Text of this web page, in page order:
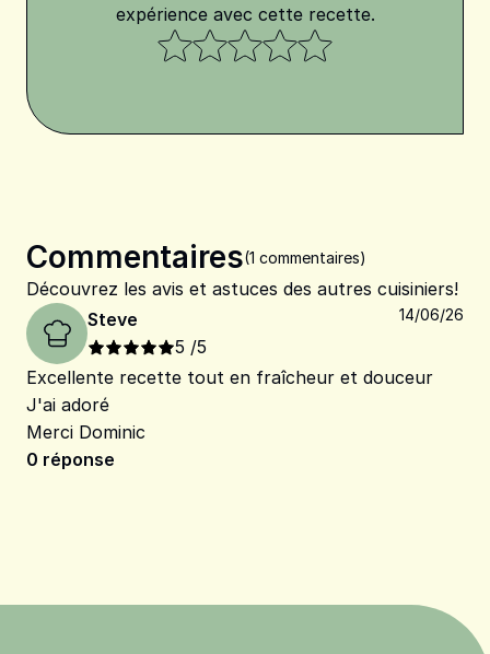
expérience avec cette recette.
Commentaires(1 commentaires)
Découvrez les avis et astuces des autres cuisiniers!
Steve
5 /5
14/06/26
Excellente recette tout en fraîcheur et douceur
J'ai adoré
Merci Dominic
0 réponse